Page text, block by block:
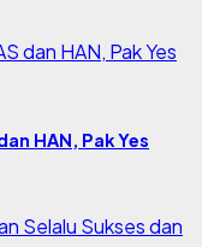
HAN, Pak Yes